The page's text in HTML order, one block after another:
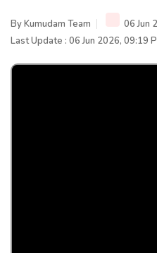
ByKumudam Team
06 Jun
Last Update : 06 Jun 2026, 09:19